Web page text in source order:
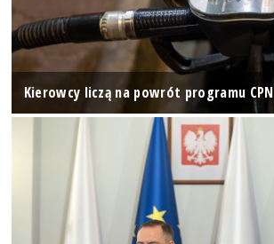
Kierowcy liczą na powrót programu CPN